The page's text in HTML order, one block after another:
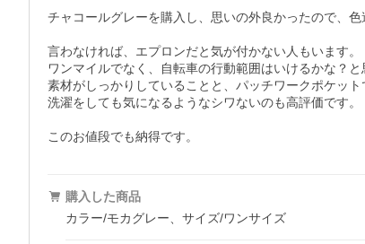
チャコールグレーを購入し、思いの外良かったので、色
言わなければ、エプロンだと気が付かない人もいます。
ワンマイルでなく、自転車の行動範囲はいけるかな？と
素材がしっかりしていることと、パッチワークポケッ
洗濯をしても気になるようなシワないのも高評価です。
このお値段でも納得です。
購入した商品
カラー/モカグレー、サイズ/ワンサイズ